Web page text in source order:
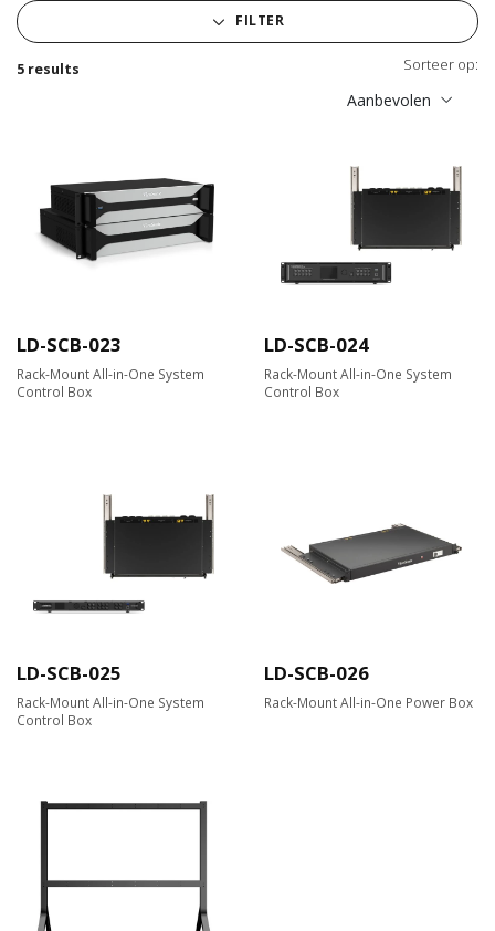
FILTER
5 results Sorteer op:
Aanbevolen
LD-SCB-023
Rack-Mount All-in-One System
Control Box
LD-SCB-024
Rack-Mount All-in-One System
Control Box
LD-SCB-025
Rack-Mount All-in-One System
Control Box
LD-SCB-026
Rack-Mount All-in-One Power Box